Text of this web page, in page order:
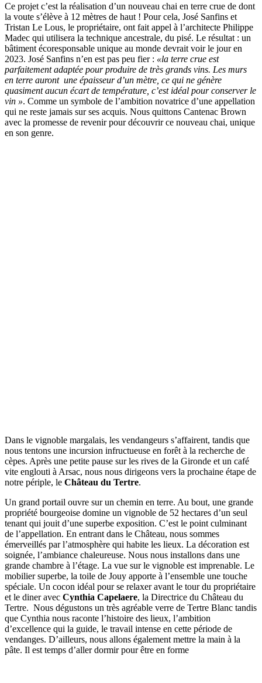
Ce projet c’est la réalisation d’un nouveau chai en terre crue de dont
la voute s’élève à 12 mètres de haut ! Pour cela, José Sanfins et
Tristan Le Lous, le propriétaire, ont fait appel à l’architecte Philippe
Madec qui utilisera la technique ancestrale, du pisé. Le résultat : un
bâtiment écoresponsable unique au monde devrait voir le jour en
2023. José Sanfins n’en est pas peu fier : «la terre crue est
parfaitement adaptée pour produire de très grands vins. Les murs
en terre auront une épaisseur d’un mètre, ce qui ne génère
quasiment aucun écart de température, c’est idéal pour conserver le
vin ». Comme un symbole de l’ambition novatrice d’une appellation
qui ne reste jamais sur ses acquis. Nous quittons Cantenac Brown
avec la promesse de revenir pour découvrir ce nouveau chai, unique
en son genre.
Dans le vignoble margalais, les vendangeurs s’affairent, tandis que
nous tentons une incursion infructueuse en forêt à la recherche de
cèpes. Après une petite pause sur les rives de la Gironde et un café
vite englouti à Arsac, nous nous dirigeons vers la prochaine étape de
notre périple, le Château du Tertre.
Un grand portail ouvre sur un chemin en terre. Au bout, une grande
propriété bourgeoise domine un vignoble de 52 hectares d’un seul
tenant qui jouit d’une superbe exposition. C’est le point culminant
de l’appellation. En entrant dans le Château, nous sommes
émerveillés par l’atmosphère qui habite les lieux. La décoration est
soignée, l’ambiance chaleureuse. Nous nous installons dans une
grande chambre à l’étage. La vue sur le vignoble est imprenable. Le
mobilier superbe, la toile de Jouy apporte à l’ensemble une touche
spéciale. Un cocon idéal pour se relaxer avant le tour du propriétaire
et le diner avec Cynthia Capelaere, la Directrice du Château du
Tertre. Nous dégustons un très agréable verre de Tertre Blanc tandis
que Cynthia nous raconte l’histoire des lieux, l’ambition
d’excellence qui la guide, le travail intense en cette période de
vendanges. D’ailleurs, nous allons également mettre la main à la
pâte. Il est temps d’aller dormir pour être en forme